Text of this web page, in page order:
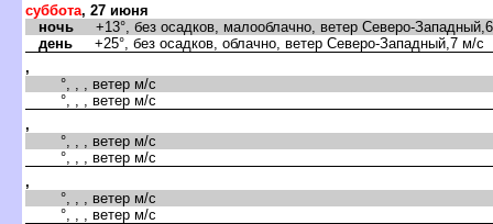
суббота, 27 июня
ночь +13°, без осадков, малооблачно, ветер Северо-
день +25°, без осадков, облачно, ветер Северо-Западный,7 м/с
,
°, , , ветер м/с
°, , , ветер м/с
,
°, , , ветер м/с
°, , , ветер м/с
,
°, , , ветер м/с
°, , , ветер м/с